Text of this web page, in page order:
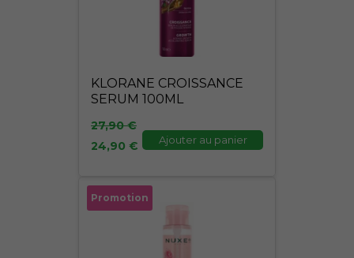
KLORANE CROISSANCE
SERUM 100ML
27,90€
24,90 € Ajouter au panier
Promotion
Le
prix
Le
prix
actuel